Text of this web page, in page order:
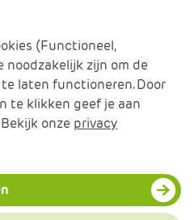
rechten voorbehouden
(Functioneel,
zijn om de
laten functioneren. Door
te klikken geef je aan
onze privacy